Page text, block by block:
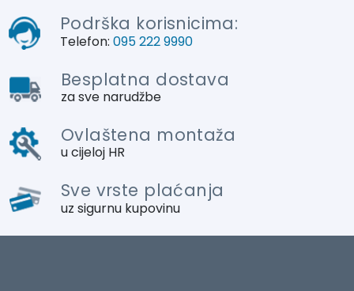
Podrška korisnicima:
Telefon: 095 222 9990
Besplatna dostava
za sve narudžbe
Ovlaštena montaža
u cijeloj HR
Sve vrste plaćanja
uz sigurnu kupovinu